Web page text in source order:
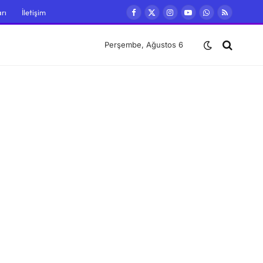
İletişim
Facebook
X
Instagram
YouTubeWhatsApp
RSS
Perşembe, Ağustos 6